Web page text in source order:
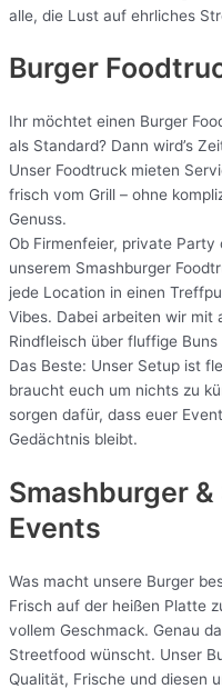
alle, die Lust auf ehrliches
Burger
Ihr möchtet einen Burger
als Standard? Dann wird’s
Unser Foodtruck mieten
frisch vom Grill – ohne
Genuss.
Ob Firmenfeier, private
unserem Smashburger
jede Location in einen
Vibes. Dabei arbeiten wir mit
Rindfleisch über fluffige
Das Beste: Unser Setup ist
braucht euch um nichts zu
sorgen dafür, dass euer
Gedächtnis bleibt.
Smashburger
Events
Was macht unsere Burger
Frisch auf der heißen Platte
vollem Geschmack. Genau
Streetfood wünscht. Unser
Qualität, Frische und diesen